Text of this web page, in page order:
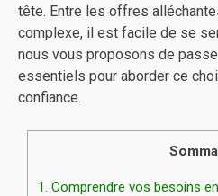
tête. Entre les offres
complexe, il est facile de se
nous vous proposons de
essentiels pour aborder ce
confiance.
1. Comprendre vos besoins